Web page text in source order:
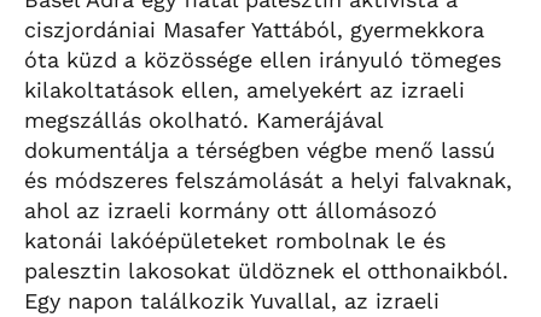
ciszjordániai Masafer Yattából, gyermekkora
óta küzd a közössége ellen irányuló tömeges
kilakoltatások ellen, amelyekért az izraeli
megszállás okolható. Kamerájával
dokumentálja a térségben végbe menő lassú
és módszeres felszámolását a helyi falvaknak,
ahol az izraeli kormány ott állomásozó
katonái lakóépületeket rombolnak le és
palesztin lakosokat üldöznek el otthonaikból.
Egy napon találkozik Yuvallal, az izraeli